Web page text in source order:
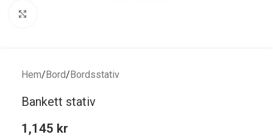
Hem/Bord/Bordsstativ
Bankett stativ
1,145 kr